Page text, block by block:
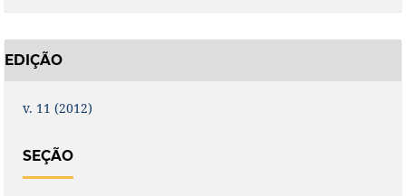
EDIÇÃO
v. 11 (2012)
SEÇÃO